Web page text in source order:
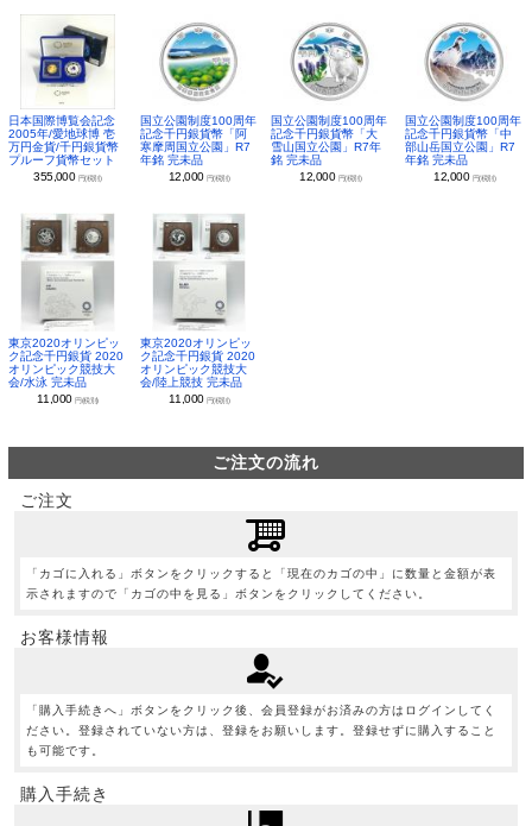
日本国際博覧会記念
2005年/愛地球博 壱
万円金貨/千円銀貨幣
プルーフ貨幣セット
355,000 円(税別)
国立公園制度100周年
記念千円銀貨幣「阿
寒摩周国立公園」R7
年銘 完未品
12,000 円(税別)
国立公園制度100周年
記念千円銀貨幣「大
雪山国立公園」R7年
銘 完未品
12,000 円(税別)
国立公園制度100周年
記念千円銀貨幣「中
部山岳国立公園」R7
年銘 完未品
12,000 円(税別)
東京2020オリンピッ
ク記念千円銀貨 2020
オリンピック競技大
会/水泳 完未品
11,000円(税別)
東京2020オリンピッ
ク記念千円銀貨 2020
オリンピック競技大
会/陸上競技 完未品
11,000 円(税別)
ご注文の流れ
ご注文
「カゴに入れる」ボタンをクリックすると「現在のカゴの中」に数量と金額が表
示されますので「カゴの中を見る」ボタンをクリックしてください。
お客様情報
「購入手続きへ」ボタンをクリック後、会員登録がお済みの方はログインしてく
ださい。登録されていない方は、登録をお願いします。登録せずに購入すること
も可能です。
購入手続き